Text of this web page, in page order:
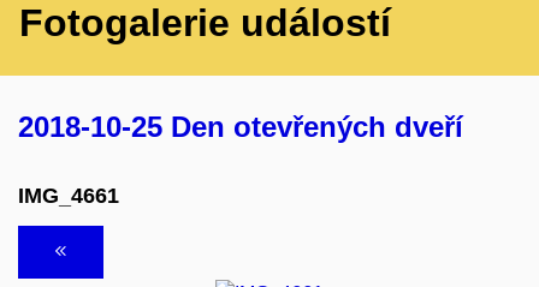
Fotogalerie událostí
2018-10-25 Den otevřených dveří
IMG_4661